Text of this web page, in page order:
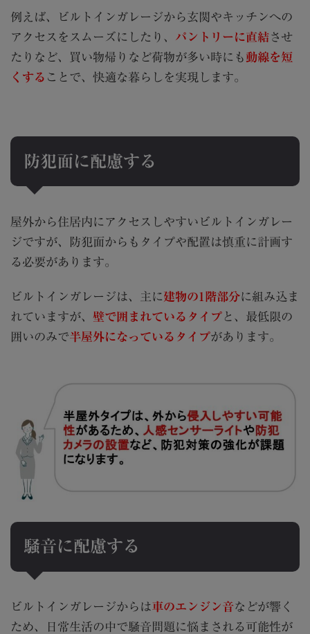
例えば、ビルトインガレージから玄関やキッチンへの
アクセスをスムーズにしたり、 パントリーに直結させ
たりなど、買い物帰りなど荷物が多い時にも 動線を短
くする ことで、快適な暮らしを実現します。
防犯面に配慮する
屋外から住居内にアクセスしやすいビルトインガレー
ジですが、防犯面からもタイプや配置は慎重に計画す
る必要があります。
ビルトインガレージは、主に建物の1階部分に組み込ま
れていますが、 壁で囲まれているタイプ と、最低限の
囲いのみで半屋外になっているタイプがあります。
騒音に配慮する
ビルトインガレージからは車のエンジン音などが響く
ため、日常生活の中で騒音問題に悩まされる可能性が